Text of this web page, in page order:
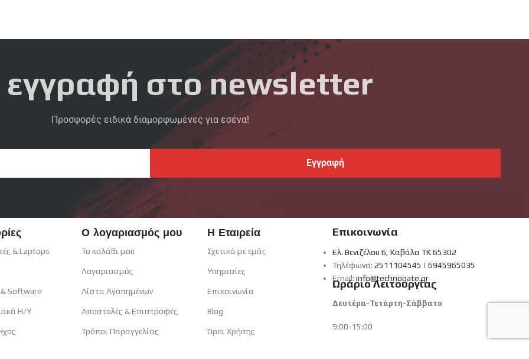
εγγραφή στο newsletter
Προσφορές ειδικά διαμορφωμένες για εσένα!
& Laptops
Software
H/Y
Ο λογαριασμός μου
Το καλάθι μου
Λογαριασμός
Λίστα Αγαπημένων
Αποστολές & Επιστροφές
Τρόποι Παραγγελίας
Η Εταιρεία
Σχετικά με εμάς
Υπηρεσίες
Επικοινωνία
Blog
Όροι Χρήσης
Επικοινωνία
Ελ. Βενιζέλου 6, Καβάλα ΤΚ 65302
Τηλέφωνα: 2511104545 | 6945965035
Email: info@technogate.gr
Ωράριο Λειτουργίας
Δευτέρα-Τετάρτη-Σάββατο
9:00-15:00